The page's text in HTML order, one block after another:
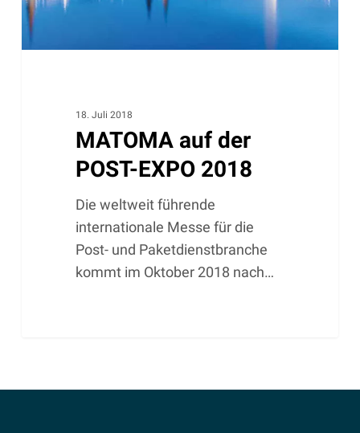
18. Juli 2018
MATOMA auf der
POST-EXPO 2018
Die weltweit führende
internationale Messe für die
Post- und Paketdienstbranche
kommt im Oktober 2018 nach…